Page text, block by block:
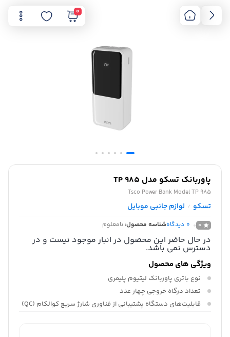
0
پاوربانک تسکو مدل TP 985
Tsco Power Bank Model TP 985
تسکو / لوازم جانبی موبایل
0
0 دیدگاهشناسه محصول: نامعلوم
در حال حاضر این محصول در انبار موجود نیست و در
دسترس نمی باشد.
ویژگی های محصول
نوع باتری پاوربانک لیتیوم پلیمری
تعداد درگاه خروجی چهار عدد
قابلیت‌های دستگاه پشتیبانی از فناوری شارژ سریع کوالکام (QC)